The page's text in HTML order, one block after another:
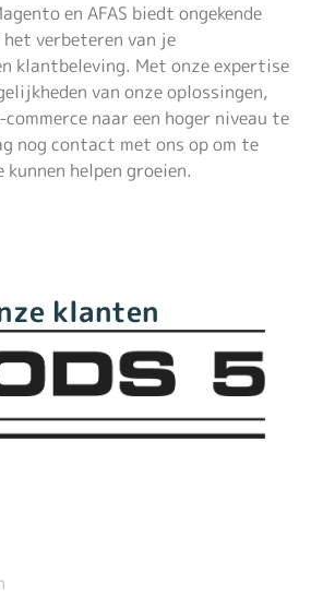
en AFAS biedt ongekende
verbeteren van je
klantbeleving. Met onze expertise
van onze oplossingen,
naar een hoger niveau te
nog contact met ons op om te
kunnen helpen groeien.
klanten